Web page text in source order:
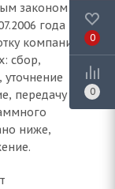
законом №
года Вы
компанией
сбор,
передачу
ниже,
0
0